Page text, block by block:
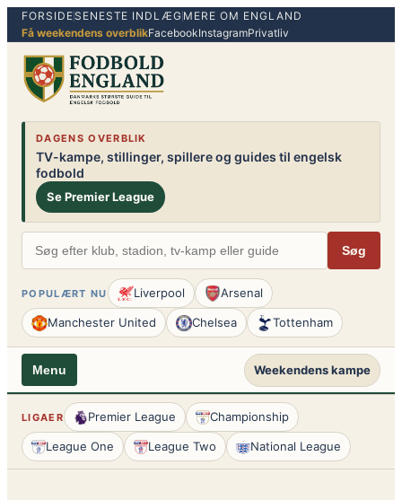
Spring
indhold
FORSIDESENESTE INDLÆGMERE OM ENGLAND
Få weekendens overblikFacebookInstagramPrivatliv
DAGENS OVERBLIK
TV-kampe, stillinger, spillere og guides til engelsk
fodbold
Se Premier League
Søg
POPULÆRT NU Liverpool Arsenal
Manchester United Chelsea Tottenham
Menu Weekendens kampe
LIGAER Premier League Championship
League One League Two National League